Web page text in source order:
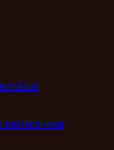
сантехника